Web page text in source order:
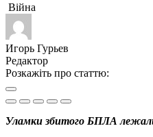
Війна
Игорь Гурьев
Редактор
Розкажіть про статтю:
Уламки збитого БПЛА лежали